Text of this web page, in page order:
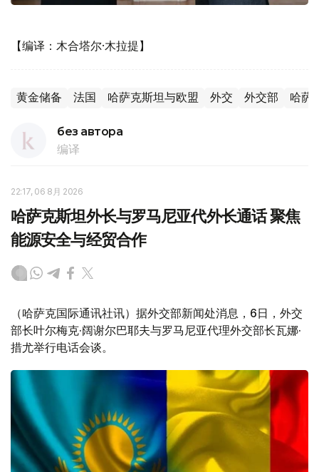
【编译：木合塔尔·木拉提】
黄金储备 法国 哈萨克斯坦与欧盟 外交 外交部 哈萨
без автора
编译
22:17, 06 8月 2026
哈萨克斯坦外长与罗马尼亚代外长通话 聚焦
能源安全与经贸合作
（哈萨克国际通讯社讯）据外交部新闻处消息，6日，外交
部长叶尔梅克·阔谢尔巴耶夫与罗马尼亚代理外交部长瓦娜·
措尤举行电话会谈。